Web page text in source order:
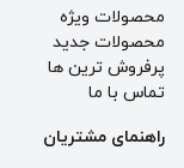
محصولات ویژه
محصولات جدید
پرفروش ترین‌ ها
تماس با ما
راهنمای مشتریان